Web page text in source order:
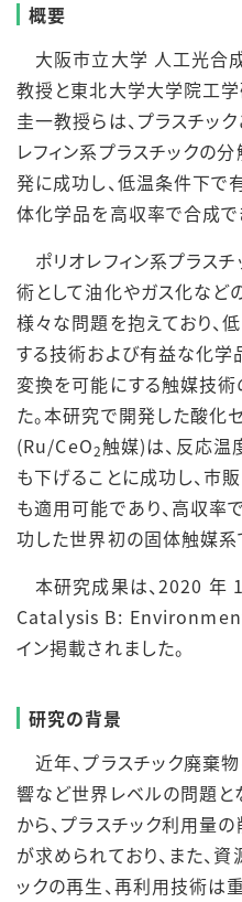
概要
大阪市立大学 人工光合
教授と東北大学大学院工
圭一教授らは、プラスチッ
レフィン系プラスチックの
発に成功し、低温条件下
体化学品を高収率で合成で
ポリオレフィン系プラス
術として油化やガス化など
様々な問題を抱えており、
する技術および有益な化
変換を可能にする触媒技
た。本研究で開発した酸化
(Ru/CeO2触媒)は、反応
も下げることに成功し、市
も適用可能であり、高収率
功した世界初の固体触媒系
本研究成果は、2020 年
Catalysis B:
イン掲載されました。
研究の背景
近年、プラスチック廃棄
響など世界レベルの問題と
から、プラスチック利用量
が求められており、また、
ックの再生、再利用技術は